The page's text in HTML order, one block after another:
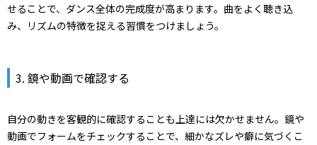
せることで、ダンス全体の完成度が高まります。曲をよく聴き込
み、リズムの特徴を捉える習慣をつけましょう。
3. 鏡や動画で確認する
自分の動きを客観的に確認することも上達には欠かせません。鏡や
動画でフォームをチェックすることで、細かなズレや癖に気づくこ